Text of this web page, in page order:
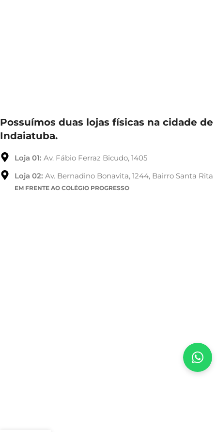
Possuímos duas lojas físicas na cidade de
Indaiatuba.
Loja 01: Av. Fábio Ferraz Bicudo, 1405
Loja 02: Av. Bernadino Bonavita, 1244, Bairro Santa Rita
EM FRENTE AO COLÉGIO PROGRESSO